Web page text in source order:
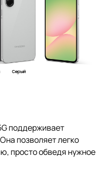
поддерживает
позволяет легко
просто обведя нужное